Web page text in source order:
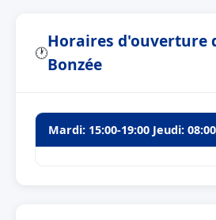
🕐
Horaires d'ouverture
Bonzée
Mardi: 15:00-19:00 Jeudi: